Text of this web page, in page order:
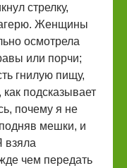
стрелку,
Женщины
осмотрела
или порчи;
гнилую пищу,
подсказывает
почему я не
мешки, и
взяла
чем передать